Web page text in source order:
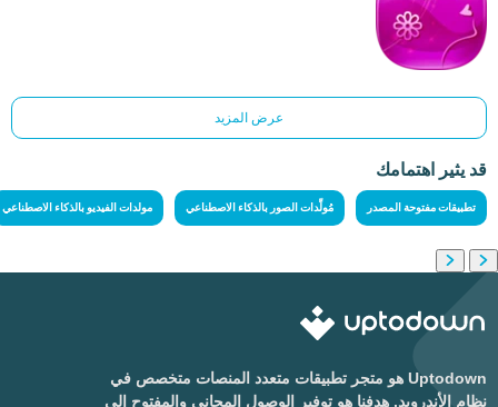
عرض المزيد
قد يثير اهتمامك
تطبيقات مفتوحة المصدر مُولِّدات الصور بالذكاء الاصطناعي مولدات الفيديو بالذكاء الاصطناعي
Uptodown هو متجر تطبيقات متعدد المنصات متخصص في
نظام الأندرويد. هدفنا هو توفير الوصول المجاني والمفتوح إلى